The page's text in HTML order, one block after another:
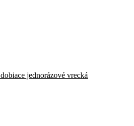
jednorázové vrecká